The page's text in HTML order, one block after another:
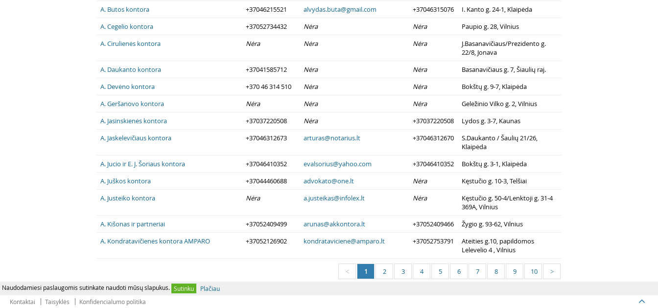
Naudodamiesi paslaugomis sutinkate naudoti mūsų slapukus. Sutinku Plačiau
A. Butos kontora
+37046215521 alvydas.buta@gmail.com +37046315076
I. Kanto g. 24-1, Klaipėda
A. Cegelio kontora
+37052734432 Nėra Nėra
Paupio g. 28, Vilnius
A. Cirulienės kontora
Nėra Nėra Nėra
J.Basanavičiaus/Prezidento g.
22/8, Jonava
A. Daukanto kontora
+37041585712 Nėra Nėra
Basanavičiaus g. 7, Šiaulių raj.
A. Devėno kontora
+370 46 314 510 Nėra Nėra
Bokštų g. 9-7, Klaipėda
A. Geršanovo kontora
Nėra Nėra Nėra
Geležinio Vilko g. 2, Vilnius
A. Jasinskienės kontora
+37037220508 Nėra +37037220508
Lydos g. 3-7, Kaunas
A. Jaskelevičiaus kontora
+37046312673 arturas@notarius.lt +37046312670
S.Daukanto / Šaulių 21/26,
Klaipėda
A. Jucio ir E. J. Šoriaus kontora
+37046410352 evalsorius@yahoo.com +37046410352
Bokštų g. 3-1, Klaipėda
A. Juškos kontora
+37044460688 advokato@one.lt Nėra
Kęstučio g. 10-3, Telšiai
A. Justeiko kontora
Nėra a.justeikas@infolex.lt Nėra
Kęstučio g. 50-4/Lenktoji g. 31-4
369A, Vilnius
A. Kišonas ir partneriai
+37052409499 arunas@akkontora.lt +37052409466
Žygio g. 93-62, Vilnius
A. Kondratavičienės kontora AMPARO
+37052126902 kondrataviciene@amparo.lt +37052753791
Ateities g.10, papildomos
Lelevelio 4 , Vilnius
< 1 2 3 4 5 6 7 8 9 10 >
Kontaktai Taisyklės Konfidencialumo politika